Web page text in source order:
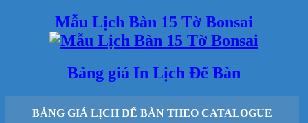
Mẫu Lịch Bàn 15 Tờ Bonsai
Bảng giá In Lịch Để Bàn
BẢNG GIÁ LỊCH ĐỂ BÀN THEO CATALOGUE